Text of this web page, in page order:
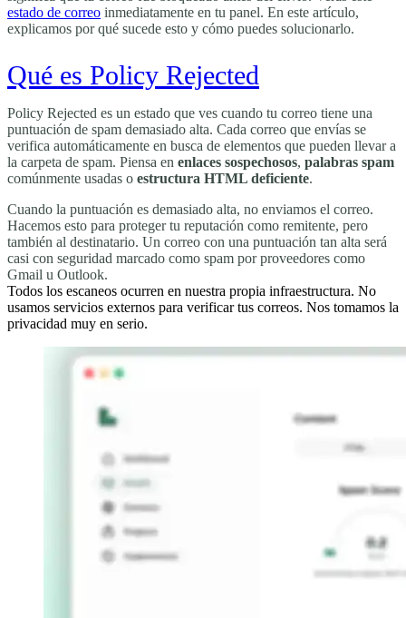
estado de correo inmediatamente en tu panel. En este artículo,
explicamos por qué sucede esto y cómo puedes solucionarlo.
Qué es Policy Rejected
Policy Rejected es un estado que ves cuando tu correo tiene una
puntuación de spam demasiado alta. Cada correo que envías se
verifica automáticamente en busca de elementos que pueden llevar a
la carpeta de spam. Piensa en enlaces sospechosos, palabras spam
comúnmente usadas o estructura HTML deficiente.
Cuando la puntuación es demasiado alta, no enviamos el correo.
Hacemos esto para proteger tu reputación como remitente, pero
también al destinatario. Un correo con una puntuación tan alta será
casi con seguridad marcado como spam por proveedores como
Gmail u Outlook.
Todos los escaneos ocurren en nuestra propia infraestructura. No
usamos servicios externos para verificar tus correos. Nos tomamos la
privacidad muy en serio.